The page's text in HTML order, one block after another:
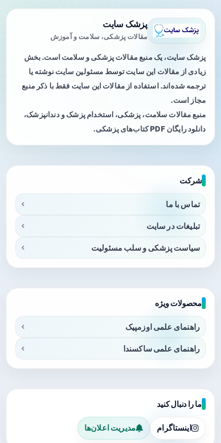
پزشک سایت
مقالات پزشکی، سلامت و آموزش
پزشک سایت، یک منبع مقالات پزشکی و سلامت است. بخش
زیادی از مقالات این سایت توسط مسئولین سایت نوشته یا
ترجمه شده‌اند. استفاده از مقالات این سایت فقط با ذکر منبع
مجاز است.
منبع مقالات سلامت، پزشکی، استخدام پزشک و دندانپزشک،
دانلود رایگان PDF کتاب‌های پزشکی.
شرکت
تماس با ما
تبلیغات در سایت
سیاست پزشکی و سلب مسئولیت
محصولات ویژه
راهنمای علمی اوزمپیک
راهنمای علمی ساکسندا
ما را دنبال کنید
اینستاگرام مدیریت اعلان‌ها